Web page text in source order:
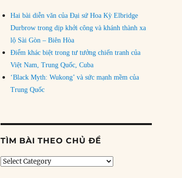
Hai bài diễn văn của Đại sứ Hoa Kỳ Elbridge
Durbrow trong dịp khởi công và khánh thành xa
lộ Sài Gòn – Biên Hòa
Điểm khác biệt trong tư tưởng chiến tranh của
Việt Nam, Trung Quốc, Cuba
‘Black Myth: Wukong’ và sức mạnh mềm của
Trung Quốc
TÌM BÀI THEO CHỦ ĐỀ
Tìm